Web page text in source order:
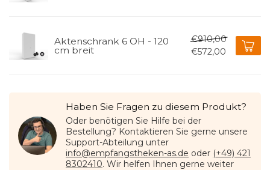
Aktenschrank 6 OH - 120
cm breit
€910,00
€572,00
Haben Sie Fragen zu diesem Produkt?
Oder benötigen Sie Hilfe bei der
Bestellung? Kontaktieren Sie gerne unsere
Support-Abteilung unter
info@empfangstheken-as.de oder (+49) 421
8302410. Wir helfen Ihnen gerne weiter